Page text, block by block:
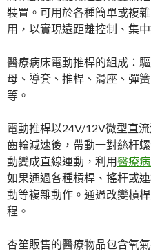
裝置。可用於各種簡單或複
用，以實現遠距離控制、集
醫療病床電動推桿的組成：
母、導套、推桿、滑座、彈
等。
電動推桿以24V/12V微型直
齒輪減速後，帶動一對絲杆
動變成直線運動，利用醫療
如果通過各種槓桿、搖杆或
動等複雜動作。通過改變槓
程。
杏笙販售的醫療物品包含氧